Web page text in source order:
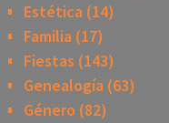
Estética(14)
Familia(17)
Fiestas (143)
Genealogía(63)
Género (82)